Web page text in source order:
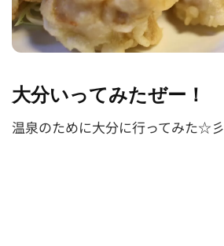
大分いってみたぜー！
温泉のために大分に行ってみた☆彡